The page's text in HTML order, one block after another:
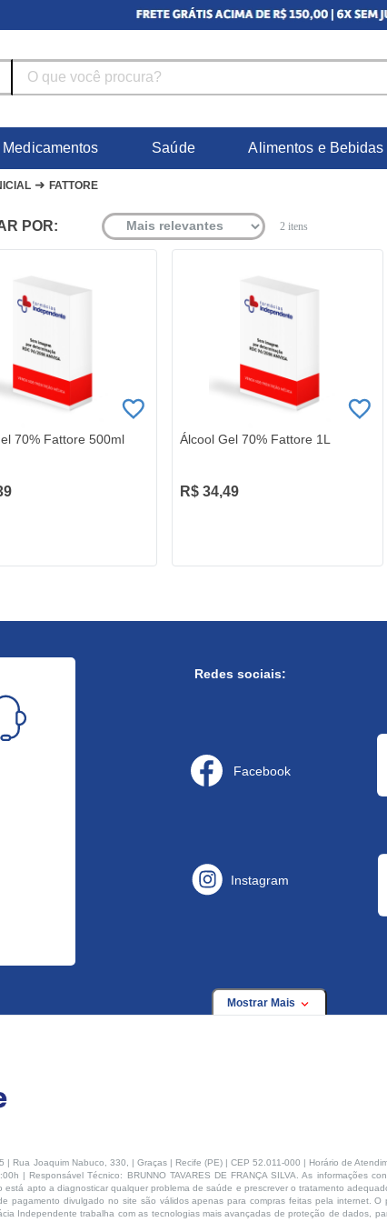
Medicamentos Saúde Alimentos e Bebidas
➜ FATTORE
POR: 2itens
70% Fattore 500ml Álcool Gel 70% Fattore 1L
R$ 34,49
Redes sociais:
Facebook
Instagram
Mostrar Mais
| Rua Joaquim Nabuco, 330, | Graças | Recife (PE) | CEP 52.011-000 | Horário de
| Responsável Técnico: BRUNNO TAVARES DE FRANÇA SILVA. As informações
apto a diagnosticar qualquer problema de saúde e prescrever o tratamento
pagamento divulgado no site são válidos apenas para compras feitas pela internet.
Independente trabalha com as tecnologias mais avançadas de proteção de dados,